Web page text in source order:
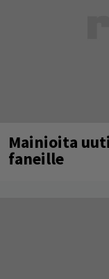
Mainioita
faneille